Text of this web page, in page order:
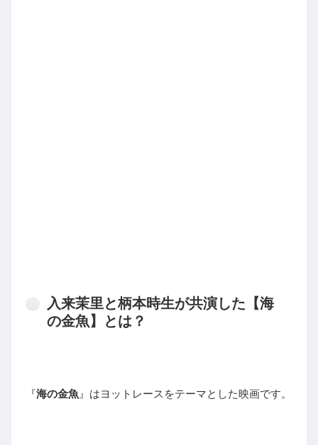
入来茉里と柄本時生が共演した【海
の金魚】とは？
『海の金魚 』はヨットレースをテーマとした映画です。